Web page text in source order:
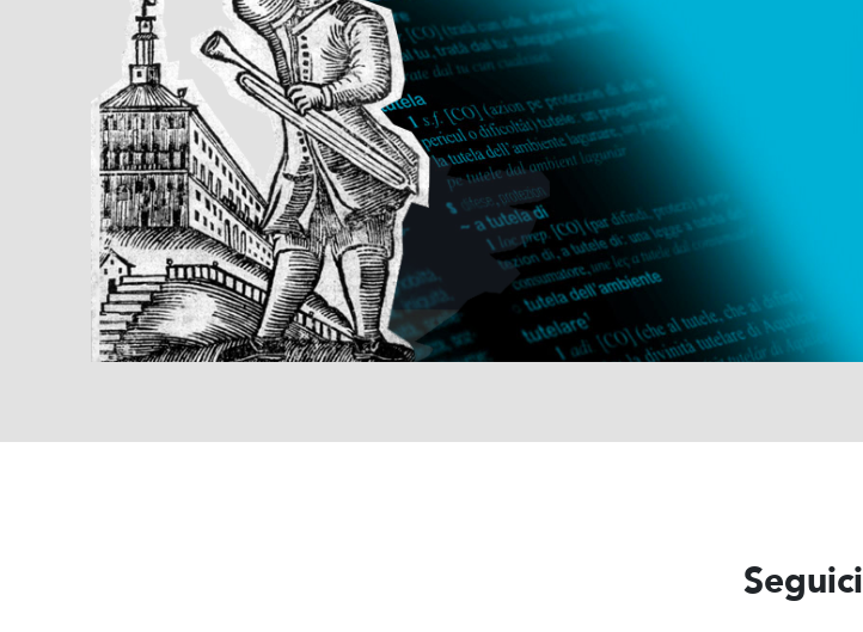
Seguici